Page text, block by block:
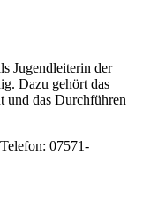
Jugendleiterin der
Dazu gehört das
und das Durchführen
07571-